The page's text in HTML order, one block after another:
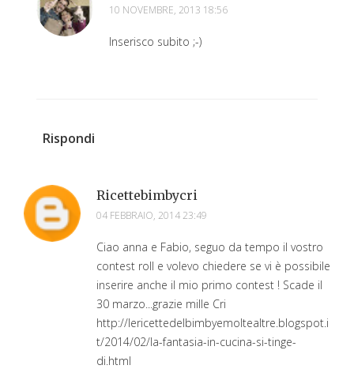
10 NOVEMBRE, 2013 18:56
Inserisco subito ;-)
Rispondi
Ricettebimbycri
04 FEBBRAIO, 2014 23:49
Ciao anna e Fabio, seguo da tempo il vostro
contest roll e volevo chiedere se vi è possibile
inserire anche il mio primo contest ! Scade il
30 marzo...grazie mille Cri
http://lericettedelbimbyemoltealtre.blogspot.i
t/2014/02/la-fantasia-in-cucina-si-tinge-
di.html